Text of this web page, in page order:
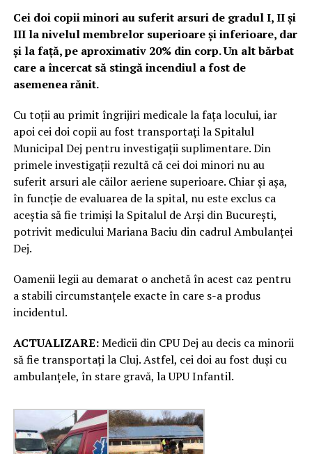
Cei doi copii minori au suferit arsuri de gradul I, II și
III la nivelul membrelor superioare și inferioare, dar
și la față, pe aproximativ 20% din corp. Un alt bărbat
care a încercat să stingă incendiul a fost de
asemenea rănit.
Cu toții au primit îngrijiri medicale la fața locului, iar
apoi cei doi copii au fost transportați la Spitalul
Municipal Dej pentru investigații suplimentare. Din
primele investigații rezultă că cei doi minori nu au
suferit arsuri ale căilor aeriene superioare. Chiar și așa,
în funcție de evaluarea de la spital, nu este exclus ca
aceștia să fie trimiși la Spitalul de Arși din București,
potrivit medicului Mariana Baciu din cadrul Ambulanței
Dej.
Oamenii legii au demarat o anchetă în acest caz pentru
a stabili circumstanțele exacte în care s-a produs
incidentul.
ACTUALIZARE:Medicii din CPU Dej au decis ca minorii
să fie transportați la Cluj. Astfel, cei doi au fost duși cu
ambulanțele, în stare gravă, la UPU Infantil.